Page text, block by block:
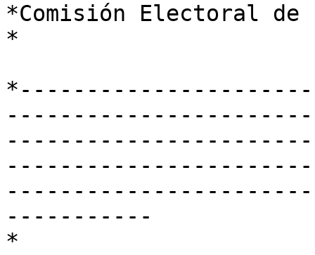
*Comisión Electoral de
*
-----------
*